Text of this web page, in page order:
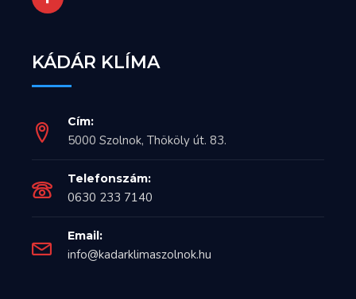
KÁDÁR KLÍMA
Cím:
5000 Szolnok, Thököly út. 83.
Telefonszám:
0630 233 7140
Email:
info@kadarklimaszolnok.hu